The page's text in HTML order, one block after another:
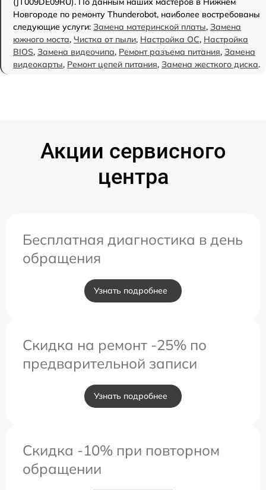
Новгороде по ремонту Thunderobot, наиболее востребованы
следующие услуги: Замена материнской платы, Замена
южного моста, Чистка от пыли, Настройка ОС, Настройка
BIOS, Замена видеочипа, Ремонт разъема питания, Замена
видеокарты, Ремонт цепей питания, Замена жесткого диска.
Акции сервисного
центра
Бесплатная диагностика в день
обращения
Узнать подробнее
Скидка на ремонт -25% по
предварительной записи
Узнать подробнее
Скидка -10% при повторном
обращении